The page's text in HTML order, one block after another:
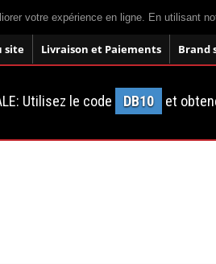
votre expérience en ligne. En utilisant
site Livraison et Paiements Brand
Utilisez le code DB10 et